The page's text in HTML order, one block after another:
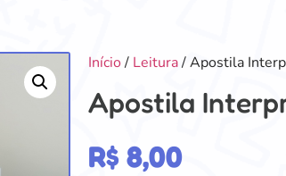
Início/ Leitura/ Apostila
Apostila
R$ 8,00